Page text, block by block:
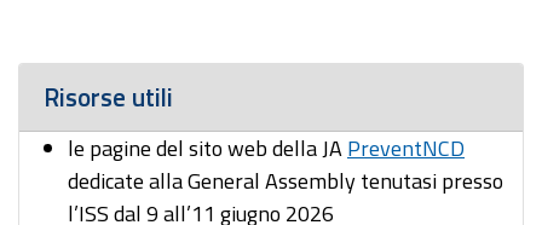
Risorse utili
le pagine del sito web della JAPreventNCD
dedicate alla General Assembly tenutasi presso
l’ISS dal 9 all’11 giugno 2026